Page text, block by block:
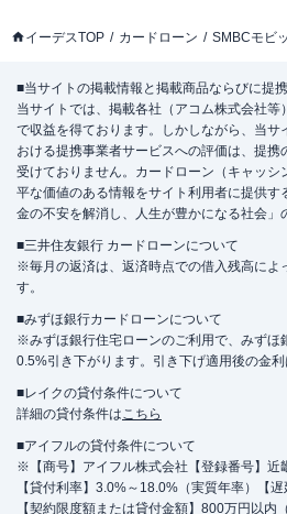
イーデスTOP カードローン SMBCモビ
■当サイトの掲載情報と掲載商品ならびに提
当サイトでは、掲載各社（アコム株式会社等
で収益を得ております。しかしながら、当サ
おける提携事業者サービスへの評価は、提携
受けておりません。カードローン（キャッシ
平な価値のある情報をサイト利用者に提供す
金の不安を解消し、人生が豊かになる社会」
■三井住友銀行 カードローンについて
※毎月の返済は、返済時点での借入残高によ
す。
■みずほ銀行カードローンについて
※みずほ銀行住宅ローンのご利用で、みずほ
0.5%引き下がります。引き下げ適用後の金利
■レイクの貸付条件について
詳細の貸付条件はこちら
■アイフルの貸付条件について
※【商号】アイフル株式会社【登録番号】近
【貸付利率】3.0%～18.0%（実質年率）【
【契約限度額または貸付金額】800万円以内